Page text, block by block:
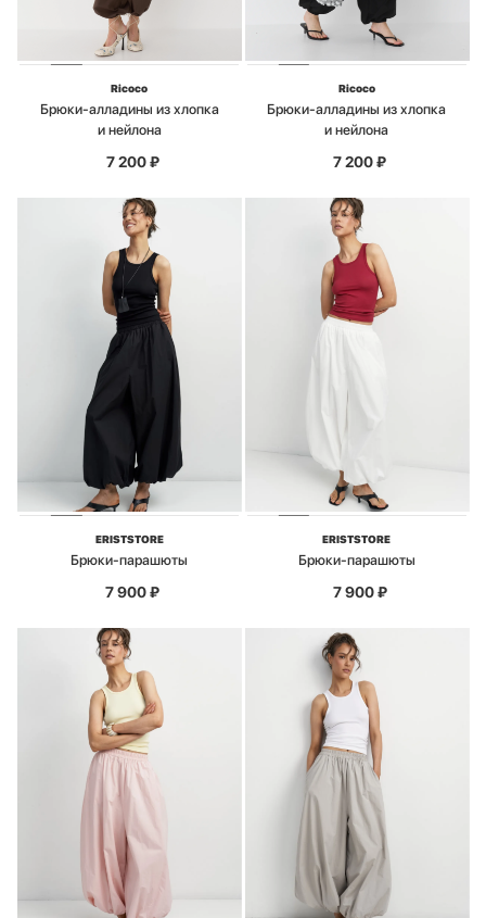
Ricoco
Брюки-алладины из хлопка
и нейлона
7 200₽
Ricoco
Брюки-алладины из хлопка
и нейлона
7 200₽
ERISTSTORE
Брюки-парашюты
7 900₽
ERISTSTORE
Брюки-парашюты
7 900₽